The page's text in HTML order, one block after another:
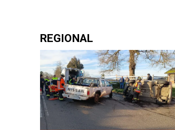
REGIONAL